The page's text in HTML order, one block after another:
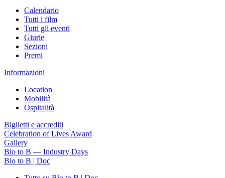
Calendario
Tutti i film
Tutti gli eventi
Giurie
Sezioni
Premi
Informazioni
Location
Mobilità
Ospitalità
Biglietti e accrediti
Celebration of Lives Award
Gallery
Bio to B — Industry Days
Bio to B | Doc